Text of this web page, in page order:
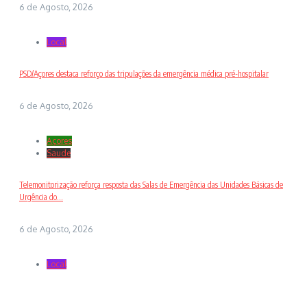
6 de Agosto, 2026
Local
PSD/Açores destaca reforço das tripulações da emergência médica pré-hospitalar
6 de Agosto, 2026
Açores
Saude
Telemonitorização reforça resposta das Salas de Emergência das Unidades Básicas de
Urgência do...
6 de Agosto, 2026
Local